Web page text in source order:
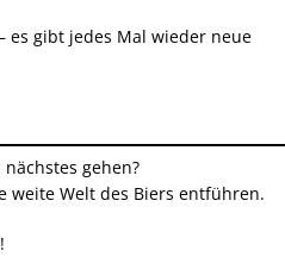
es gibt jedes Mal wieder neue
gehen?
weite Welt des Biers entführen.